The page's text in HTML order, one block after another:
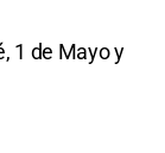
1 de Mayo y